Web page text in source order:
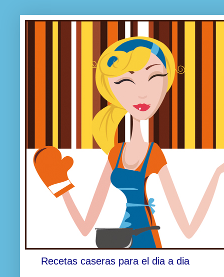
Recetas caseras para el dia a dia